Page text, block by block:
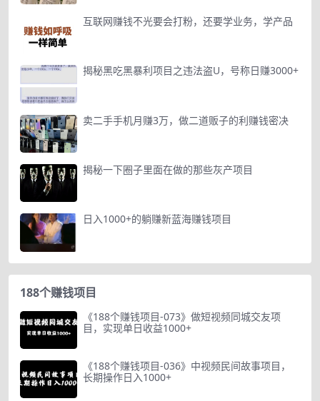
互联网赚钱不光要会打粉，还要学业务，学产品
揭秘黑吃黑暴利项目之违法盗U，号称日赚3000+
卖二手手机月赚3万，做二道贩子的利赚钱密决
揭秘一下圈子里面在做的那些灰产项目
日入1000+的躺赚新蓝海赚钱项目
188个赚钱项目
《188个赚钱项目-073》做短视频同城交友项
目，实现单日收益1000+
《188个赚钱项目-036》中视频民间故事项目，
长期操作日入1000+